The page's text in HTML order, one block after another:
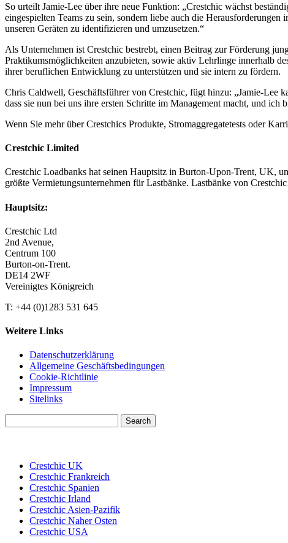
So urteilt Jamie-Lee über ihre neue Funktion: „Crestchic wächst
eingespielten Teams zu sein, sondern liebe auch die
unseren Geräten zu identifizieren und umzusetzen.“
Als Unternehmen ist Crestchic bestrebt, einen Beitrag zur Förderung
Praktikumsmöglichkeiten anzubieten, sowie aktiv Lehrlinge innerhalb
ihrer beruflichen Entwicklung zu unterstützen und sie intern zu fördern.
Chris Caldwell, Geschäftsführer von Crestchic, fügt hinzu: „Jamie-Lee
dass sie nun bei uns ihre ersten Schritte im Management macht, und
Wenn Sie mehr über Crestchics Produkte, Stromaggregatetests oder
Crestchic Limited
Crestchic Loadbanks hat seinen Hauptsitz in Burton-Upon-Trent, UK,
größte Vermietungsunternehmen für Lastbänke. Lastbänke von
Hauptsitz:
Crestchic Ltd
2nd Avenue,
Centrum 100
Burton-on-Trent.
DE14 2WF
Vereinigtes Königreich
T: +44 (0)1283 531 645
Weitere Links
Datenschutzerklärung
Allgemeine Geschäftsbedingungen
Cookie-Richtlinie
Impressum
Sitelinks
for:
Crestchic UK
Crestchic Frankreich
Crestchic Spanien
Crestchic Irland
Crestchic Asien-Pazifik
Crestchic Naher Osten
Crestchic USA